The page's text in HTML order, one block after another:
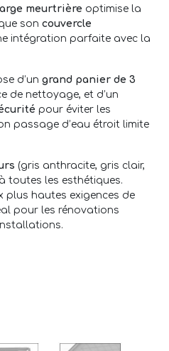
meurtrière optimise la
son couvercle
intégration parfaite avec la
d’un grand panier de 3
de nettoyage, et d’un
pour éviter les
passage d’eau étroit limite
(gris anthracite, gris clair,
toutes les esthétiques.
plus hautes exigences de
pour les rénovations